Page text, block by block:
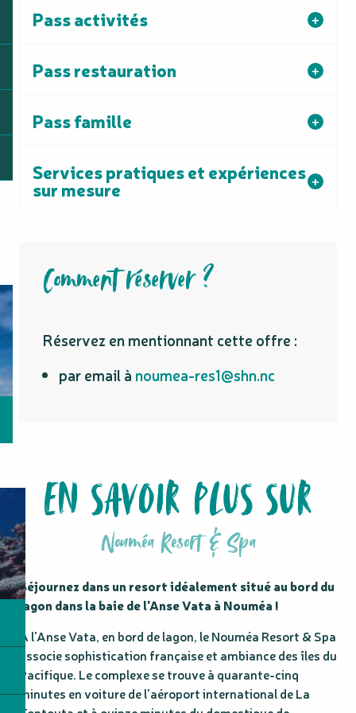
Pass activités
Pass restauration
Pass famille
Services pratiques et expériences
sur mesure
Comment réserver ?
Réservez en mentionnant cette offre :
par email à noumea-res1@shn.nc
EN SAVOIR PLUS SUR
Nouméa Resort & Spa
Séjournez dans un resort idéalement situé au bord du
lagon dans la baie de l'Anse Vata à Nouméa !
À l'Anse Vata, en bord de lagon, le Nouméa Resort & Spa
associe sophistication française et ambiance des îles du
Pacifique. Le complexe se trouve à quarante-cinq
minutes en voiture de l'aéroport international de La